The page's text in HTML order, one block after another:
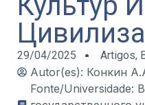
29/04/2025 Artigos,
Autor(es): Конкин
Fonte/Universidade: